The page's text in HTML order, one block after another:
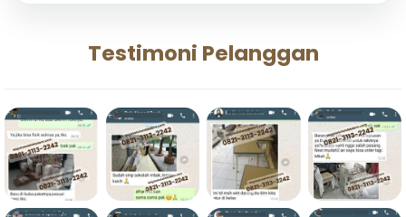
Testimoni Pelanggan